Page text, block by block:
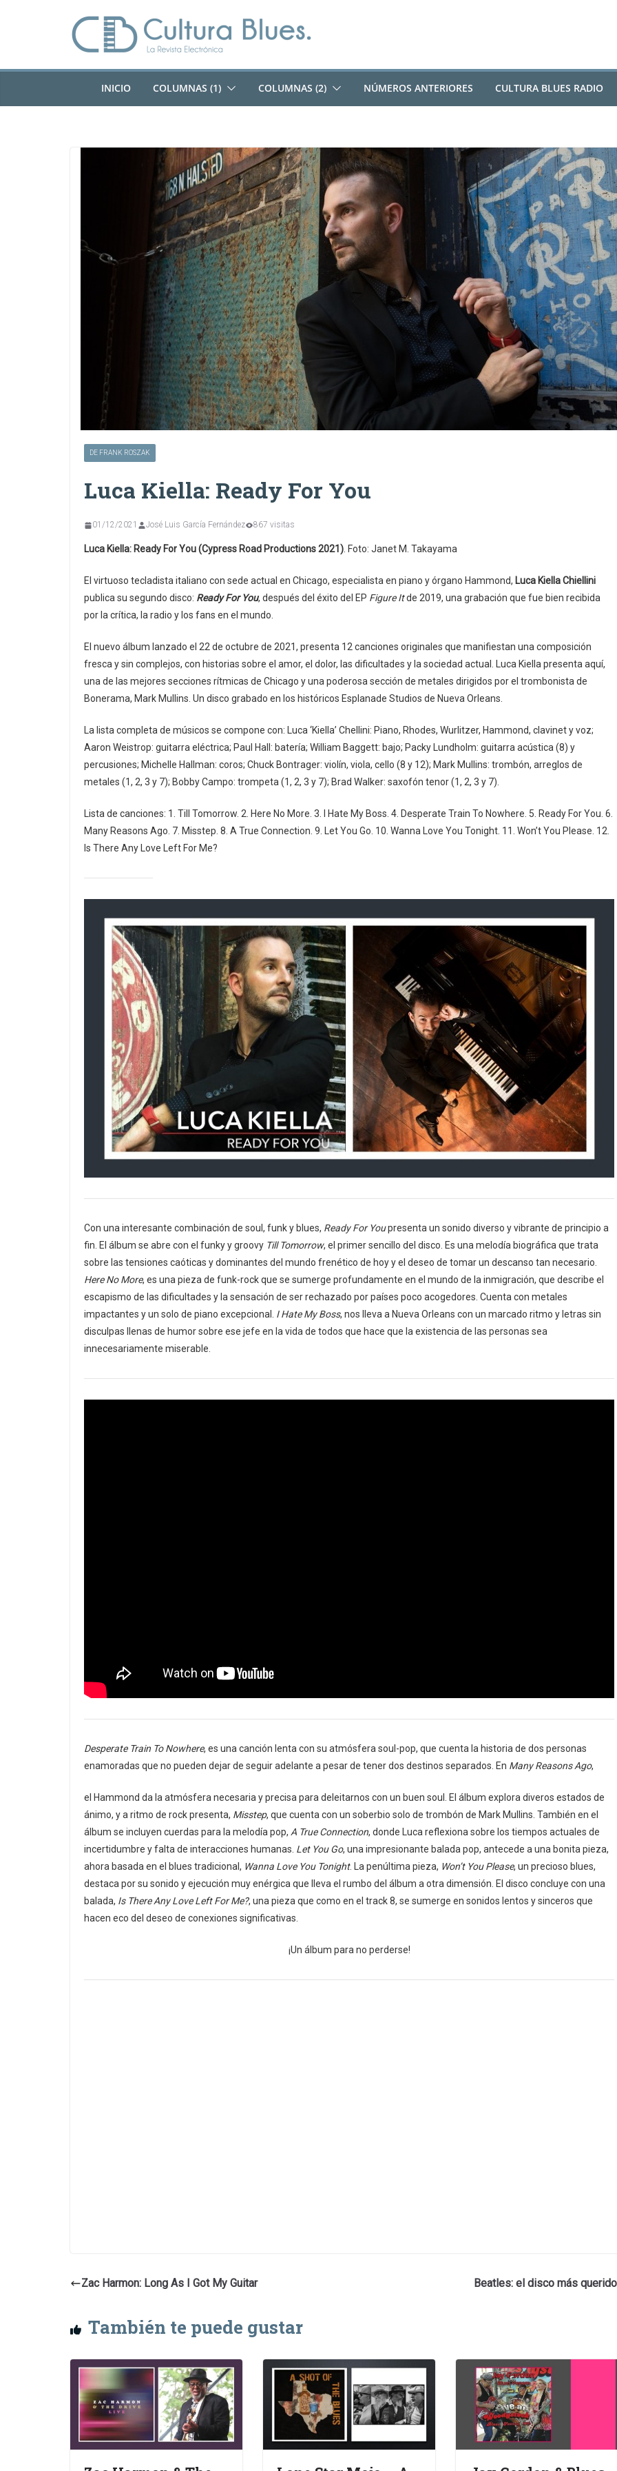
INICIO COLUMNAS (1) COLUMNAS (2) NÚMEROS ANTERIORES CULTURA BLUES RADIO
DE FRANK ROSZAK
Luca Kiella: Ready For You
01/12/2021 José Luis García Fernández 867 visitas
Luca Kiella: Ready For You (Cypress Road Productions 2021) . Foto: Janet M. Takayama
El virtuoso tecladista italiano con sede actual en Chicago, especialista en piano y órgano Hammond, Luca Kiella Chiellini
publica su segundo disco: Ready For You, después del éxito del EP Figure Itde 2019, una grabación que fue bien recibida
por la crítica, la radio y los fans en el mundo.
El nuevo álbum lanzado el 22 de octubre de 2021, presenta 12 canciones originales que manifiestan una composición
fresca y sin complejos, con historias sobre el amor, el dolor, las dificultades y la sociedad actual. Luca Kiella presenta aquí,
una de las mejores secciones rítmicas de Chicago y una poderosa sección de metales dirigidos por el trombonista de
Bonerama, Mark Mullins. Un disco grabado en los históricos Esplanade Studios de Nueva Orleans.
La lista completa de músicos se compone con: Luca ‘Kiella’ Chellini: Piano, Rhodes, Wurlitzer, Hammond, clavinet y voz;
Aaron Weistrop: guitarra eléctrica; Paul Hall: batería; William Baggett: bajo; Packy Lundholm: guitarra acústica (8) y
percusiones; Michelle Hallman: coros; Chuck Bontrager: violín, viola, cello (8 y 12); Mark Mullins: trombón, arreglos de
metales (1, 2, 3 y 7); Bobby Campo: trompeta (1, 2, 3 y 7); Brad Walker: saxofón tenor (1, 2, 3 y 7).
Lista de canciones: 1. Till Tomorrow. 2. Here No More. 3. I Hate My Boss. 4. Desperate Train To Nowhere. 5. Ready For You. 6.
Many Reasons Ago. 7. Misstep. 8. A True Connection. 9. Let You Go. 10. Wanna Love You Tonight. 11. Won’t You Please. 12.
Is There Any Love Left For Me?
Con una interesante combinación de soul, funk y blues, Ready For Youpresenta un sonido diverso y vibrante de principio a
fin. El álbum se abre con el funky y groovy Till Tomorrow, el primer sencillo del disco. Es una melodía biográfica que trata
sobre las tensiones caóticas y dominantes del mundo frenético de hoy y el deseo de tomar un descanso tan necesario.
Here No More, es una pieza de funk-rock que se sumerge profundamente en el mundo de la inmigración, que describe el
escapismo de las dificultades y la sensación de ser rechazado por países poco acogedores. Cuenta con metales
impactantes y un solo de piano excepcional. I Hate My Boss, nos lleva a Nueva Orleans con un marcado ritmo y letras sin
disculpas llenas de humor sobre ese jefe en la vida de todos que hace que la existencia de las personas sea
innecesariamente miserable.
Desperate Train To Nowhere, es una canción lenta con su atmósfera soul-pop, que cuenta la historia de dos personas
enamoradas que no pueden dejar de seguir adelante a pesar de tener dos destinos separados. En Many Reasons Ago,
el Hammond da la atmósfera necesaria y precisa para deleitarnos con un buen soul. El álbum explora diveros estados de
ánimo, y a ritmo de rock presenta, Misstep, que cuenta con un soberbio solo de trombón de Mark Mullins. También en el
álbum se incluyen cuerdas para la melodía pop, A True Connection, donde Luca reflexiona sobre los tiempos actuales de
incertidumbre y falta de interacciones humanas. Let You Go, una impresionante balada pop, antecede a una bonita pieza,
ahora basada en el blues tradicional, Wanna Love You Tonight. La penúltima pieza, Won’t You Please, un precioso blues,
destaca por su sonido y ejecución muy enérgica que lleva el rumbo del álbum a otra dimensión. El disco concluye con una
balada, Is There Any Love Left For Me?, una pieza que como en el track 8, se sumerge en sonidos lentos y sinceros que
hacen eco del deseo de conexiones significativas.
¡Un álbum para no perderse!
Zac Harmon: Long As I Got My Guitar Beatles: el disco más querido
También te puede gustar